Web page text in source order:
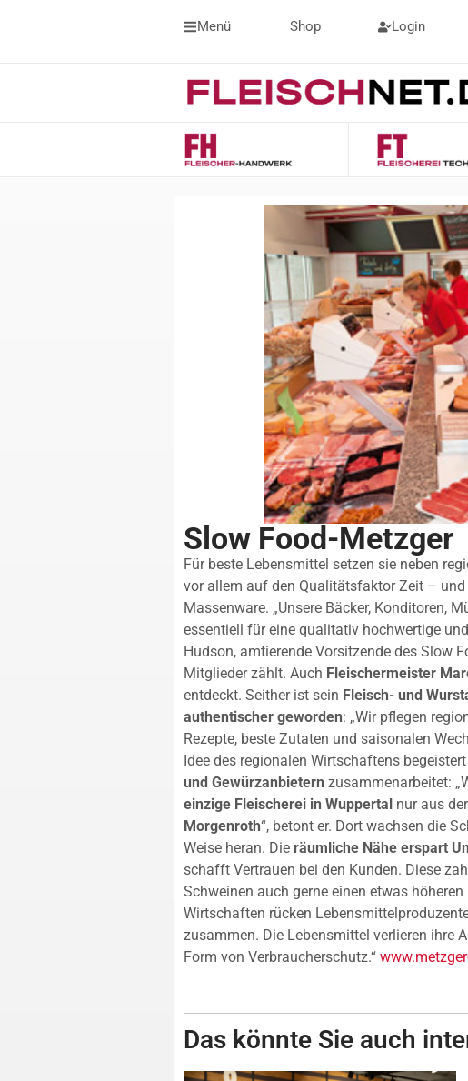
Menü Shop Login
Slow Food-Metzger
Für beste Lebensmittel setzen sie neben
vor allem auf den Qualitätsfaktor Zeit –
Massenware. „Unsere Bäcker, Konditoren,
essentiell für eine qualitativ hochwertige
Hudson, amtierende Vorsitzende des Slow
Mitglieder zählt. Auch Fleischermeister
entdeckt. Seither ist sein Fleisch- und
authentischer geworden: „Wir pflegen
Rezepte, beste Zutaten und saisonalen
Idee des regionalen Wirtschaftens
und Gewürzanbietern zusammenarbeitet:
einzige Fleischerei in Wuppertal nur aus
Morgenroth“, betont er. Dort wachsen die
Weise heran. Die räumliche Nähe erspart
schafft Vertrauen bei den Kunden. Diese
Schweinen auch gerne einen etwas
Wirtschaften rücken
zusammen. Die Lebensmittel verlieren ihre
Form von Verbraucherschutz.“
Das könnte Sie auch